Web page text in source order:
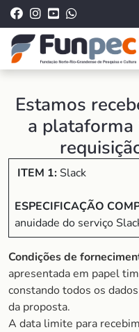
Estamos
a plataforma
ITEM 1:Slack
ESPECIFICAÇÃO
anuidade do serviço
Condições de
apresentada em papel
constando todos os
da proposta.
A data limite para